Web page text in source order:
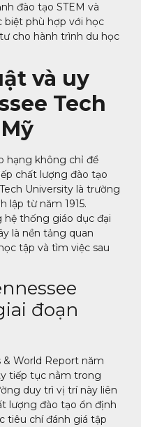
đào tạo STEM và
biệt phù hợp với học
cho hành trình du học
và uy
Tech
hạng không chỉ để
chất lượng đào tạo
University là trường
lập từ năm 1915.
thống giáo dục đại
là nền tảng quan
tập và tìm việc sau
đoạn
& World Report năm
tiếp tục nằm trong
duy trì vị trí này liên
lượng đào tạo ổn định
tiêu chí đánh giá tập